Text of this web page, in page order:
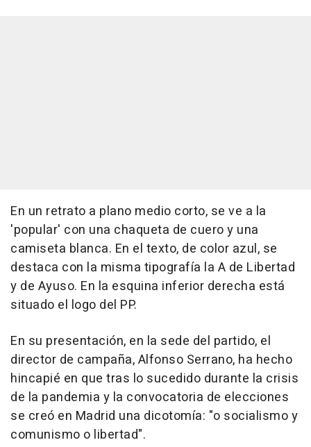
En un retrato a plano medio corto, se ve a la
'popular' con una chaqueta de cuero y una
camiseta blanca. En el texto, de color azul, se
destaca con la misma tipografía la A de Libertad
y de Ayuso. En la esquina inferior derecha está
situado el logo del PP.
En su presentación, en la sede del partido, el
director de campaña, Alfonso Serrano, ha hecho
hincapié en que tras lo sucedido durante la crisis
de la pandemia y la convocatoria de elecciones
se creó en Madrid una dicotomía: "o socialismo y
comunismo o libertad".